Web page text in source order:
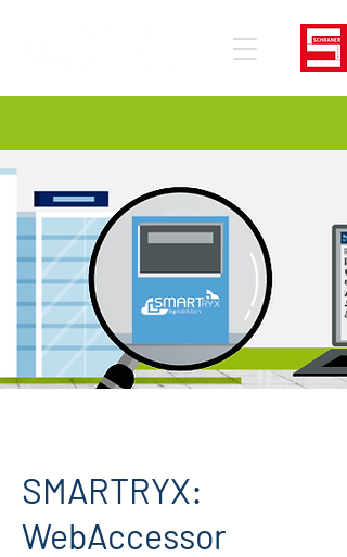
SMARTRYX:
WebAccessor